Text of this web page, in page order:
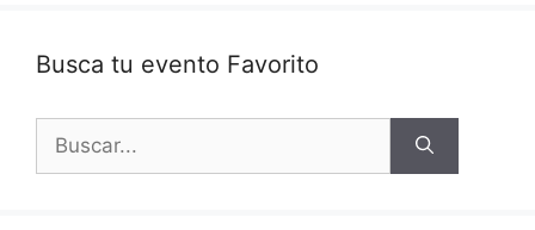
Busca tu evento Favorito
Buscar: